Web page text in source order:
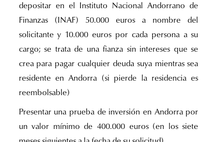
depositar en el Instituto Nacional Andorrano de
Finanzas (INAF) 50.000 euros a nombre del
solicitante y 10.000 euros por cada persona a su
cargo; se trata de una fianza sin intereses que se
crea para pagar cualquier deuda suya mientras sea
residente en Andorra (si pierde la residencia es
reembolsable)
Presentar una prueba de inversión en Andorra por
un valor mínimo de 400.000 euros (en los siete